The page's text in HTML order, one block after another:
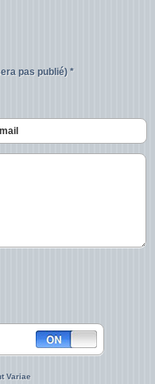
pas publié) *
Variae